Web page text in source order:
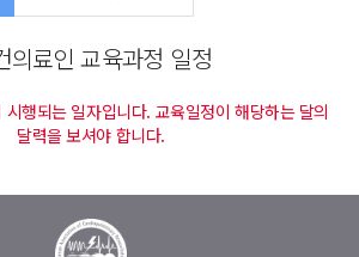
의료인 교육과정 일정
행되는 일자입니다. 교육일정이 해당하는 달의
달력을 보셔야 합니다.